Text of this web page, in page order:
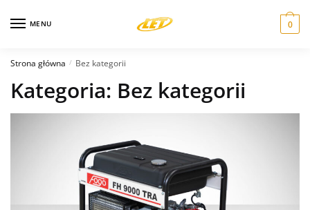
MENU 0
Strona główna / Bez kategorii
Kategoria: Bez kategorii